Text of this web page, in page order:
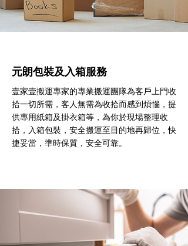
元朗包裝及入箱服務
壹家壹搬運專家的專業搬運團隊為客戶上門收
拾一切所需，客人無需為收拾而感到煩惱，提
供專用紙箱及掛衣箱等，為你於現場整理收
拾，入箱包裝，安全搬運至目的地再歸位，快
捷妥當，準時保質，安全可靠。